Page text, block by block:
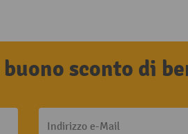
sconto di
Indirizzo e-Mail